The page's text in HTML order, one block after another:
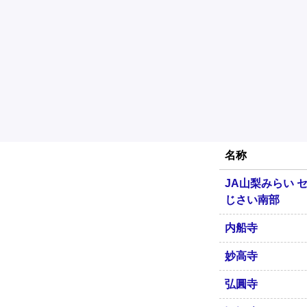
名称
JA山梨みらい
じさい南部
内船寺
妙高寺
弘圓寺